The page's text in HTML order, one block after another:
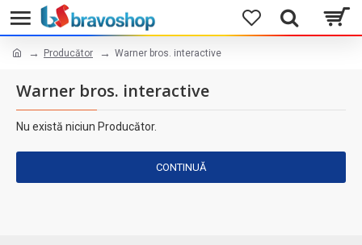
Producător Warner bros. interactive
Warner bros. interactive
Nu există niciun Producător.
CONTINUĂ